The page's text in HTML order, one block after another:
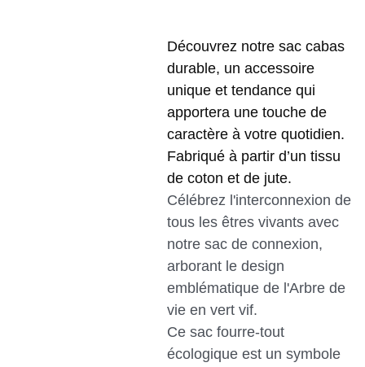
Découvrez notre sac cabas
durable, un accessoire
unique et tendance qui
apportera une touche de
caractère à votre quotidien.
Fabriqué à partir d’un tissu
de coton et de jute.
Célébrez l'interconnexion de
tous les êtres vivants avec
notre sac de connexion,
arborant le design
emblématique de l'Arbre de
vie en vert vif.
Ce sac fourre-tout
écologique est un symbole